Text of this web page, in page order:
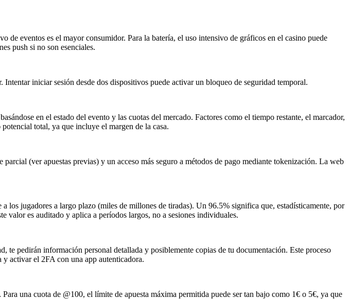
eventos es el mayor consumidor. Para la batería, el uso intensivo de gráficos en el casino puede
push si no son esenciales.
iniciar sesión desde dos dispositivos puede activar un bloqueo de seguridad temporal.
en el estado del evento y las cuotas del mercado. Factores como el tiempo restante, el marcador,
total, ya que incluye el margen de la casa.
(ver apuestas previas) y un acceso más seguro a métodos de pago mediante tokenización. La web
los jugadores a largo plazo (miles de millones de tiradas). Un 96.5% significa que, estadísticamente, por
valor es auditado y aplica a períodos largos, no a sesiones individuales.
pedirán información personal detallada y posiblemente copias de tu documentación. Este proceso
activar el 2FA con una app autenticadora.
una cuota de @100, el límite de apuesta máxima permitida puede ser tan bajo como 1€ o 5€, ya que